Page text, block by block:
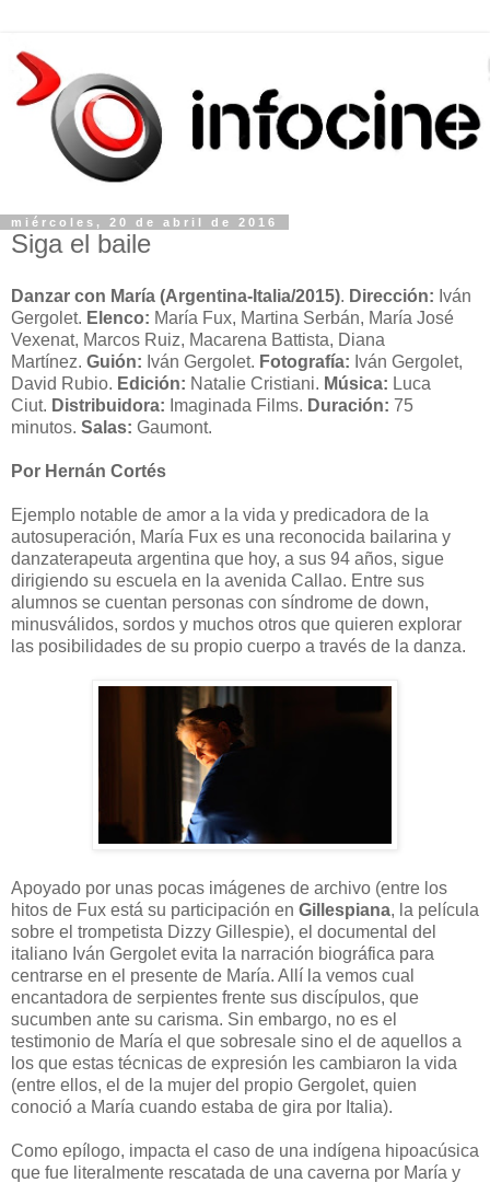
miércoles, 20 de abril de 2016
Siga el baile
Danzar con María (Argentina-Italia/2015). Dirección: Iván
Gergolet. Elenco: María Fux, Martina Serbán, María José
Vexenat, Marcos Ruiz, Macarena Battista, Diana
Martínez. Guión: Iván Gergolet. Fotografía: Iván Gergolet,
David Rubio. Edición: Natalie Cristiani. Música: Luca
Ciut. Distribuidora: Imaginada Films. Duración: 75
minutos. Salas: Gaumont.
Por Hernán Cortés
Ejemplo notable de amor a la vida y predicadora de la
autosuperación, María Fux es una reconocida bailarina y
danzaterapeuta argentina que hoy, a sus 94 años, sigue
dirigiendo su escuela en la avenida Callao. Entre sus
alumnos se cuentan personas con síndrome de down,
minusválidos, sordos y muchos otros que quieren explorar
las posibilidades de su propio cuerpo a través de la danza.
Apoyado por unas pocas imágenes de archivo (entre los
hitos de Fux está su participación en Gillespiana, la película
sobre el trompetista Dizzy Gillespie), el documental del
italiano Iván Gergolet evita la narración biográfica para
centrarse en el presente de María. Allí la vemos cual
encantadora de serpientes frente sus discípulos, que
sucumben ante su carisma. Sin embargo, no es el
testimonio de María el que sobresale sino el de aquellos a
los que estas técnicas de expresión les cambiaron la vida
(entre ellos, el de la mujer del propio Gergolet, quien
conoció a María cuando estaba de gira por Italia).
Como epílogo, impacta el caso de una indígena hipoacúsica
que fue literalmente rescatada de una caverna por María y